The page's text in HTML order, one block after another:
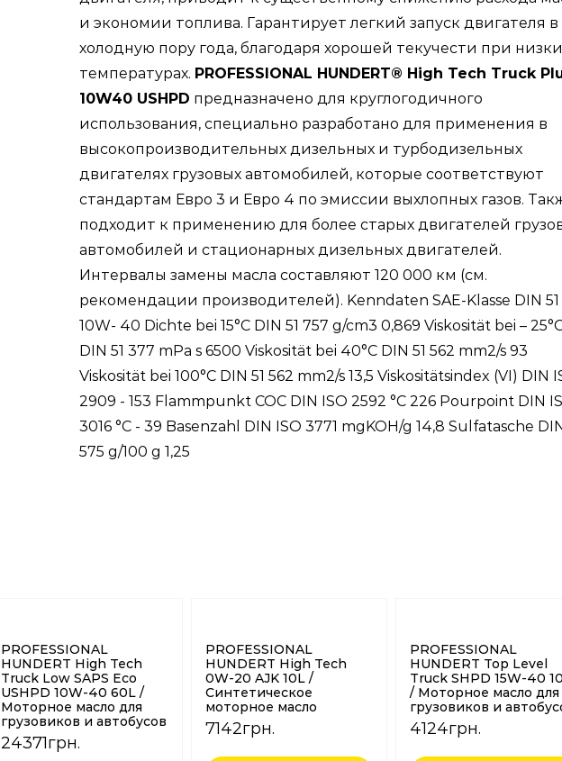
и экономии топлива. Гарантирует легкий запуск двигателя в
холодную пору года, благодаря хорошей текучести при
температурах. PROFESSIONAL HUNDERT® High Tech Truck
10W40 USHPD предназначено для круглогодичного
использования, специально разработано для применения в
высокопроизводительных дизельных и турбодизельных
двигателях грузовых автомобилей, которые соответствуют
стандартам Евро 3 и Евро 4 по эмиссии выхлопных газов.
подходит к применению для более старых двигателей
автомобилей и стационарных дизельных двигателей.
Интервалы замены масла составляют 120 000 км (см.
рекомендации производителей). Kenndaten SAE-Klasse DIN 51
10W- 40 Dichte bei 15°C DIN 51 757 g/cm3 0,869 Viskosität bei –
DIN 51 377 mPa s 6500 Viskosität bei 40°C DIN 51 562 mm2/s 93
Viskosität bei 100°C DIN 51 562 mm2/s 13,5 Viskositätsindex (VI) DIN
2909 - 153 Flammpunkt COC DIN ISO 2592 °C 226 Pourpoint DIN
3016 °C - 39 Basenzahl DIN ISO 3771 mgKOH/g 14,8 Sulfatasche
575 g/100 g 1,25
PROFESSIONAL
HUNDERT High Tech
Truck Low SAPS Eco
USHPD 10W-40 60L /
Моторное масло для
грузовиков и автобусов
24371грн.
PROFESSIONAL
HUNDERT High Tech
0W-20 AJK 10L /
Синтетическое
моторное масло
7142грн.
PROFESSIONAL
HUNDERT Top Level
Truck SHPD 15W-40
/ Моторное масло для
грузовиков и
4124грн.